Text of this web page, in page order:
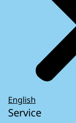
English
Service